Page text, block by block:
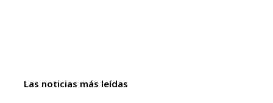
Las noticias más leídas